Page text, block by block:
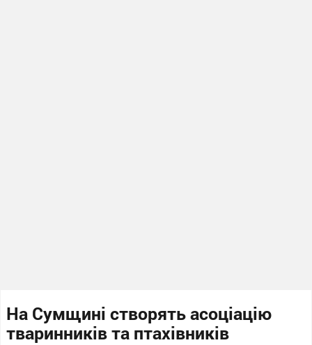
На Сумщині створять асоціацію
тваринників та птахівників